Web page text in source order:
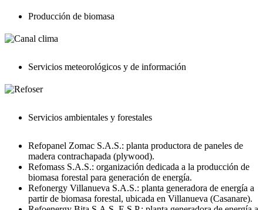
Producción de biomasa
Servicios meteorológicos y de información
Servicios ambientales y forestales
Refopanel Zomac S.A.S.: planta productora de paneles de
madera contrachapada (plywood).
Refomass S.A.S.: organización dedicada a la producción de
biomasa forestal para generación de energía.
Refonergy Villanueva S.A.S.: planta generadora de energía a
partir de biomasa forestal, ubicada en Villanueva (Casanare).